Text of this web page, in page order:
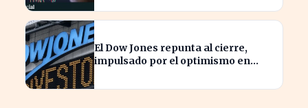
El Dow Jones repunta al cierre,
impulsado por el optimismo en